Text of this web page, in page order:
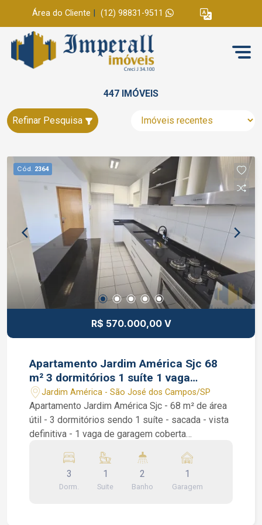
Área do Cliente (12) 98831-9511
447 IMÓVEIS
Refinar Pesquisa
Cód. 2364
R$ 570.000,00 V
Apartamento Jardim América Sjc 68
m² 3 dormitórios 1 suíte 1 vaga
garagem
Jardim América - São José dos Campos/SP
Apartamento Jardim América Sjc - 68 m² de área
útil - 3 dormitórios sendo 1 suíte - sacada - vista
definitiva - 1 vaga de garagem coberta
dormitórios sendo 1 suíte, todos quartos com
armários planejados, sala de 2 ambientes,
banheiro social, sacada, área de serviço e uma
3
Dorm.
1
Suite
2
Banho
1
Garagem